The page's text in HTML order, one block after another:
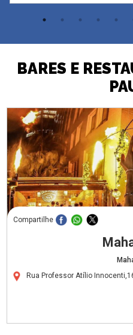
BARES E
Compartilhe
Rua Professor Atílio